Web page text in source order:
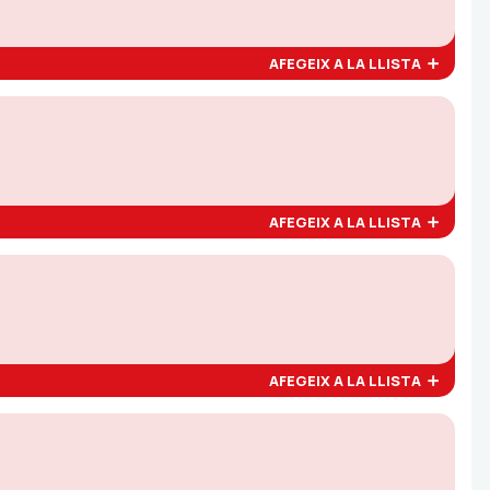
AFEGEIX A LA LLISTA
AFEGEIX A LA LLISTA
AFEGEIX A LA LLISTA